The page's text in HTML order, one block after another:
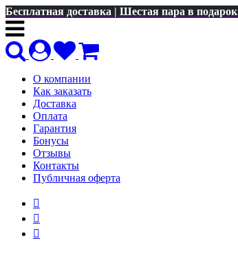
Бесплатная доставка | Шестая пара в подарок
О компании
Как заказать
Доставка
Оплата
Гарантия
Бонусы
Отзывы
Контакты
Публичная оферта